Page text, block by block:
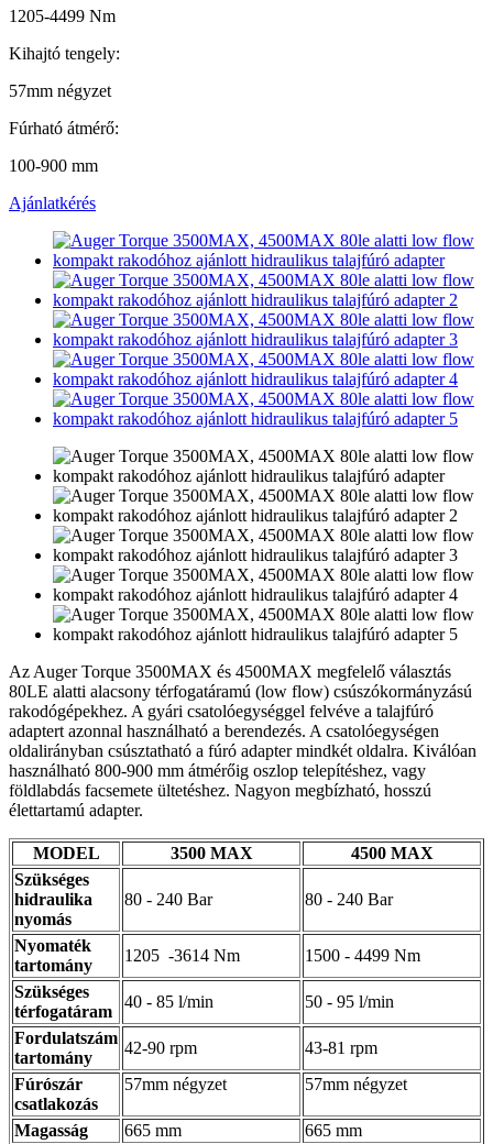
1205-4499 Nm
Kihajtó tengely:
57mm négyzet
Fúrható átmérő:
100-900 mm
Ajánlatkérés
Az Auger Torque 3500MAX és 4500MAX megfelelő választás
80LE alatti alacsony térfogatáramú (low flow) csúszókormányzású
rakodógépekhez. A gyári csatolóegységgel felvéve a talajfúró
adaptert azonnal használható a berendezés. A csatolóegységen
oldalirányban csúsztatható a fúró adapter mindkét oldalra. Kiválóan
használható 800-900 mm átmérőig oszlop telepítéshez, vagy
földlabdás facsemete ültetéshez. Nagyon megbízható, hosszú
élettartamú adapter.
MODEL 3500 MAX
4500 MAX
Szükséges
hidraulika
nyomás
80 - 240 Bar 80 - 240 Bar
Nyomaték
tartomány
1205 -3614 Nm
1500 - 4499 Nm
Szükséges
térfogatáram
40 - 85 l/min
50 - 95 l/min
Fordulatszám
tartomány
42-90 rpm
43-81 rpm
Fúrószár
csatlakozás
57mm négyzet 57mm négyzet
Magasság 665 mm
665 mm